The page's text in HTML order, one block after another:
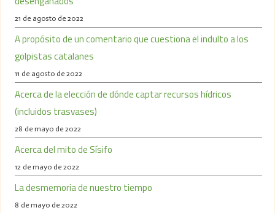
21 de agosto de 2022
A propósito de un comentario que cuestiona el indulto a los
golpistas catalanes
11 de agosto de 2022
Acerca de la elección de dónde captar recursos hídricos
(incluidos trasvases)
28 de mayo de 2022
Acerca del mito de Sísifo
12 de mayo de 2022
La desmemoria de nuestro tiempo
8 de mayo de 2022